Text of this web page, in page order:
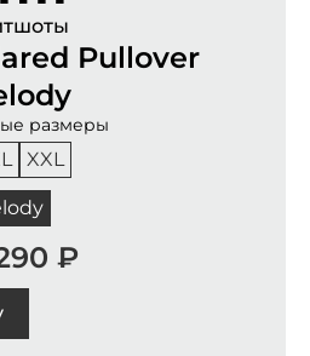
Pullover
размеры
XXL
₽